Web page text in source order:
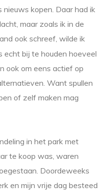
kopen. Daar had ik
maar zoals ik in de
ook schreef, wilde ik
echt bij te houden hoeveel
ook om eens actief op
Want spullen
of zelf maken mag
in het park met
te koop was, waren
Doordeweeks
en mijn vrije dag besteed